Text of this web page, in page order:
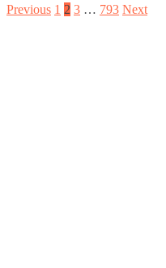
Posts
PreviousPrevious
Page
1 Page
2 Page
3 … Page
793 NextNext